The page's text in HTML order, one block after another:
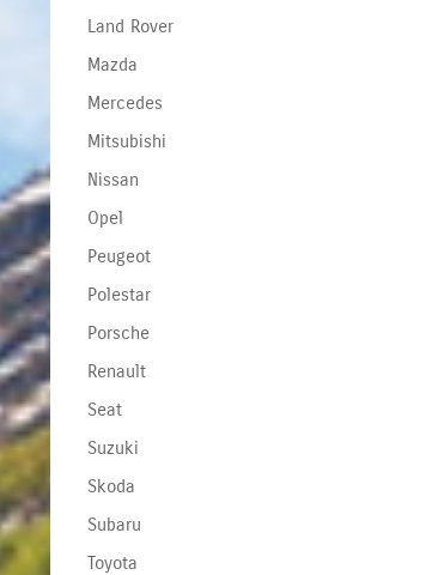
Land Rover
Mazda
Mercedes
Mitsubishi
Nissan
Opel
Peugeot
Polestar
Porsche
Renault
Seat
Suzuki
Skoda
Subaru
Toyota